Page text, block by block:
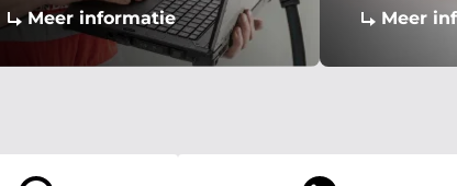
Meer informatie Meer